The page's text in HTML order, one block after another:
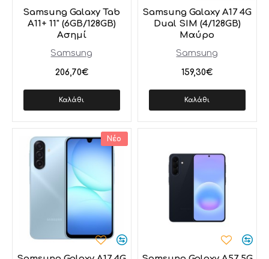
Samsung
Samsung Galaxy Tab
A11+ 11" (6GB/128GB)
Ασημί
206,70€
Καλάθι
Samsung
Samsung Galaxy A17 4G
Dual SIM (4/128GB)
Μαύρο
159,30€
Καλάθι
Νέο